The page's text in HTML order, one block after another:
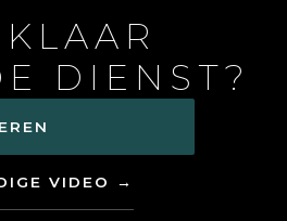
DIENST?
VIDEO →